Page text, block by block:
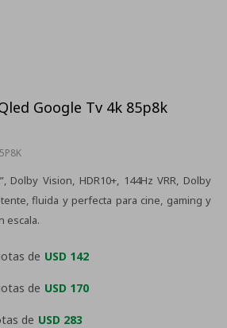
Google Tv 4k 85p8k
Dolby Vision, HDR10+, 144Hz VRR, Dolby
fluida y perfecta para cine, gaming y
escala.
de USD 283
de USD 142
de USD 170